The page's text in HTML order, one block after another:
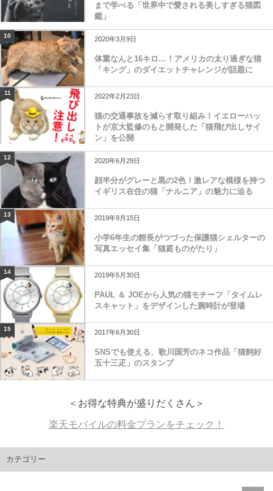
まで学べる「世界中で愛される美しすぎる猫図
鑑」
10 2020年3月9日
体重なんと16キロ…！アメリカの太り過ぎな猫
「キング」のダイエットチャレンジが話題に
11 2022年2月23日
猫の交通事故を減らす取り組み！イエローハッ
トが京大監修のもと開発した「猫飛び出しサイ
ン」を公開
12 2020年6月29日
顔半分がグレーと黒の2色！激レアな模様を持つ
イギリス在住の猫「ナルニア」の魅力に迫る
13 2019年9月15日
小学6年生の館長がつづった保護猫シェルターの
写真エッセイ集「猫庭ものがたり」
14 2019年5月30日
PAUL ＆ JOEから人気の猫モチーフ「タイムレ
スキャット」をデザインした腕時計が登場
15 2017年6月30日
SNSでも使える、歌川国芳のネコ作品「猫飼好
五十三疋」のスタンプ
＜お得な特典が盛りだくさん＞
楽天モバイルの料金プランをチェック！
カテゴリー